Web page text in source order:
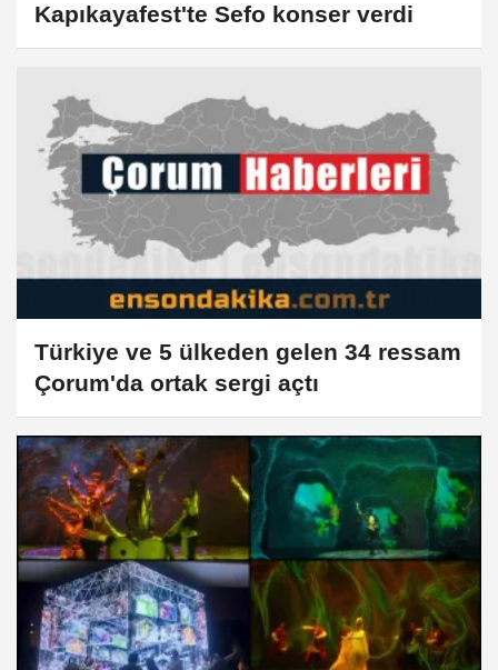
Kapıkayafest'te Sefo konser verdi
Türkiye ve 5 ülkeden gelen 34 ressam
Çorum'da ortak sergi açtı